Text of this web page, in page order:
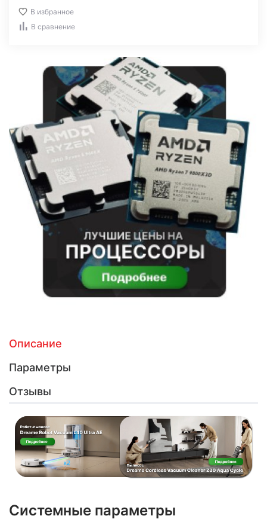
В избранное
В сравнение
Описание
Параметры
Отзывы
Системные параметры